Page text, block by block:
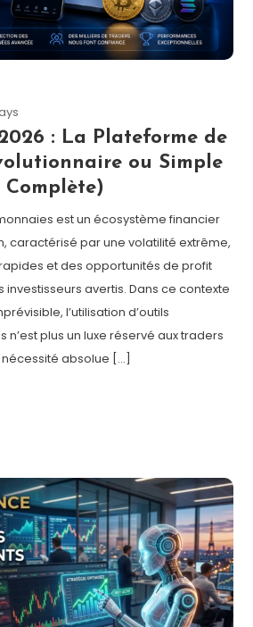
: La Plateforme de
ou Simple
Complète)
est un écosystème financier
caractérisé par une volatilité extrême,
et des opportunités de profit
avertis. Dans ce contexte
l’utilisation d’outils
plus un luxe réservé aux traders
absolue […]